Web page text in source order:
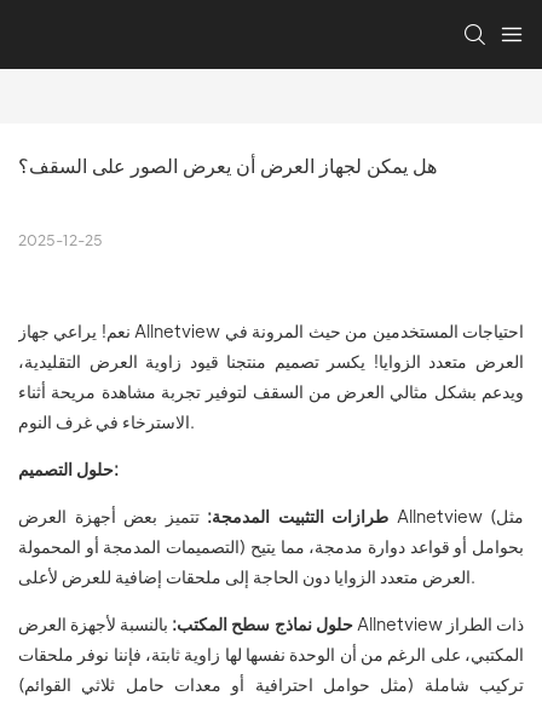
هل يمكن لجهاز العرض أن يعرض الصور على السقف؟
2025-12-25
نعم! يراعي جهاز Allnetview احتياجات المستخدمين من حيث المرونة في
العرض متعدد الزوايا! يكسر تصميم منتجنا قيود زاوية العرض التقليدية،
ويدعم بشكل مثالي العرض من السقف لتوفير تجربة مشاهدة مريحة أثناء
الاسترخاء في غرف النوم.
حلول التصميم:
طرازات التثبيت المدمجة: تتميز بعض أجهزة العرض Allnetview (مثل
التصميمات المدمجة أو المحمولة) بحوامل أو قواعد دوارة مدمجة، مما يتيح
العرض متعدد الزوايا دون الحاجة إلى ملحقات إضافية للعرض لأعلى.
حلول نماذج سطح المكتب: بالنسبة لأجهزة العرض Allnetview ذات الطراز
المكتبي، على الرغم من أن الوحدة نفسها لها زاوية ثابتة، فإننا نوفر ملحقات
تركيب شاملة (مثل حوامل احترافية أو معدات حامل ثلاثي القوائم)